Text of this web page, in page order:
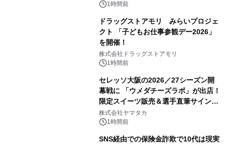
1時間前
ドラッグストアモリ みらいプロジェ
クト 「子どもお仕事参観デー2026」
を開催！
株式会社ドラッグストアモリ
1時間前
セレッソ大阪の2026／27シーズン開
幕戦に 「ウメダチーズラボ」が出店！
限定スイーツ販売＆選手直筆サイング
ッズが当たる抽選会を 8月8日に開催
株式会社ヤマタカ
1時間前
SNS経由での保険金詐欺で10代は現実